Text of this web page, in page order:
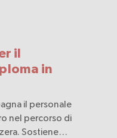
il
in
il personale
nel percorso di
Sostiene